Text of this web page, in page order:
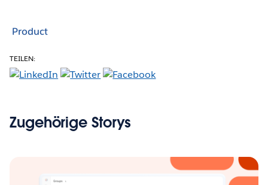
Product
TEILEN:
Zugehörige Storys